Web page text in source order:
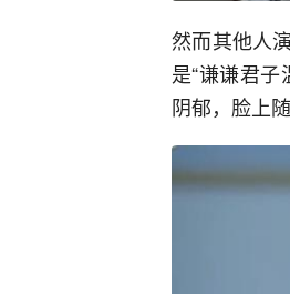
然而其他人
是“谦谦君
阴郁，脸上